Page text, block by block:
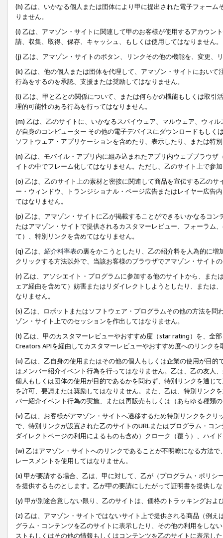
(h) 乙は、いかなる個人または団体により甲に提出された電子フォー
りません。
(i) 乙は、アマゾン・サイトに関連して甲のお客様が使用するアカウン
請、収集、取得、保存、キャッシュ、もしくは使用してはなりません。
(j) 乙は、アマゾン・サイトのボタン、リンクその他の機能を、変更、
(k) 乙は、他の個人または団体を代理して、アマゾン・サイトにおい
行為をするのを承認、支援または奨励してはなりません。
(l) 乙は、甲と乙との関係について、または何らかの機能もしくは取
理的可能性のある行為を行ってはなりません。
(m) 乙は、乙のサイトに、いかなるスパイウェア、マルウェア、ウィ
が自身のコンピューター その他の電子デバイスにダウンロードもし
ソフトウェア・アプリケーションを含めたり、表示したり、または特
(n) 乙は、モバイル・アプリ内に組み込まれたアプリ内ウェブブラウ
イトの中でフレーム化してはなりません。ただし、乙のサイト上で参
(o) 乙は、乙のサイト上の素材と密接に関連して商品を宣伝する乙の
ー・ウィンドウ、トランジショナル・ページ広告またはレイヤー広告
てはなりません。
(p) 乙は、アマゾン・サイトに乙が掲載することができるいかなるコ
たはアマゾン・サイトで提供されるカスタマーレビュー、フォーラム
て）、特別リンクを含めてはなりません。
(q) 乙は、 紹介料率表の裏をかこうとしたり、乙の紹介料を人為的に
クリックする方法以外で、当該お客様のブラウザでアマゾン・サイト
(r) 乙は、アソシエイト・プログラムに参加する他のサイトから、ま
ェア経由を含めて）妨害またはリダイレクトしようとしたり、または
なりません。
(s) 乙は、ロボットまたはソフトウェア・プログラムその他の方法を
ゾン・サイト上でのセッションを作出してはなりません。
(t) 乙は、甲のカスタマーレビューやおすすめ度（star rating）を、全
Creators APIを経由してカスタマーレビューやおすすめ度へのリンクを
(u) 乙は、乙自身の使用またはその他の個人もしくは企業の使用が目
はメンバー紹介イベント行為を行ってはなりません。乙は、乙の友人
個人もしくは団体の使用が目的であるかを問わず、特別リンクを通じ
を許可、要請または奨励してはなりません。また、乙は、特別リンク
バー紹介イベント行為の実施、または再販売もしくは（あらゆる種類
(v) 乙は、お客様がアマゾン・サイトへ遷移するため特別リンクをク
で、特別リンクが設置された乙のサイトのURLまたはプログラム・コ
ダイレクトページの利用によるものも含め）クローク（覆う）、ハイ
(w) 乙はアマゾン・サイトへのリンクであることが不明瞭になる方法
レースメントを使用してはなりません。
(x) 甲が要請する場合、乙は、甲に対して、乙が（プログラム・ポリ
を提供するものとします。乙が甲の要請にしたがって証明書を提供し
(y) 甲が別途合意しない限り、乙のサイトは、価格のトラッキングお
(z) 乙は、アマゾン・サイトではないサイト上で提供される商品（例
グラム・コンテンツを乙のサイトに表示したり、その他の利用をしな
ストもしくはその他の情報もしくはコンテンツを乙のサイトに表示し